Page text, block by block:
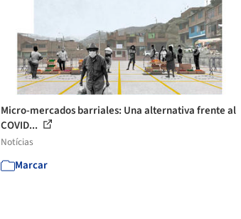
Micro-mercados barriales: Una alternativa frente al
COVID...
Notícias
Marcar